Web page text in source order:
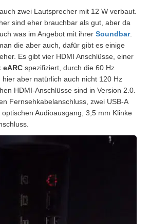
zwei Lautsprecher mit 12 W verbaut.
sind eher brauchbar als gut, aber da
was im Angebot mit ihrer Soundbar.
die aber auch, dafür gibt es einige
Es gibt vier HDMI Anschlüsse, einer
eARC spezifiziert, durch die 60 Hz
hier aber natürlich auch nicht 120 Hz
HDMI-Anschlüsse sind in Version 2.0.
Fernsehkabelanschluss, zwei USB-A
Audioausgang, 3,5 mm Klinke